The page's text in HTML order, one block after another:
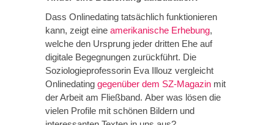
Dass Onlinedating tatsächlich funktionieren
kann, zeigt eine amerikanische Erhebung,
welche den Ursprung jeder dritten Ehe auf
digitale Begegnungen zurückführt. Die
Soziologieprofessorin Eva Illouz vergleicht
Onlinedating gegenüber dem SZ-Magazin mit
der Arbeit am Fließband. Aber was lösen die
vielen Profile mit schönen Bildern und